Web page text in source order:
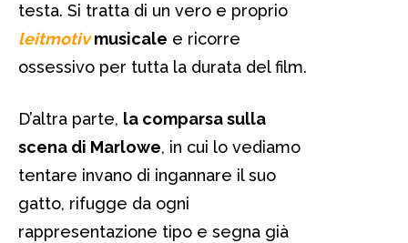
testa. Si tratta di un vero e proprio
leitmotivmusicale e ricorre
ossessivo per tutta la durata del film.
D’altra parte, la comparsa sulla
scena di Marlowe, in cui lo vediamo
tentare invano di ingannare il suo
gatto, rifugge da ogni
rappresentazione tipo e segna già